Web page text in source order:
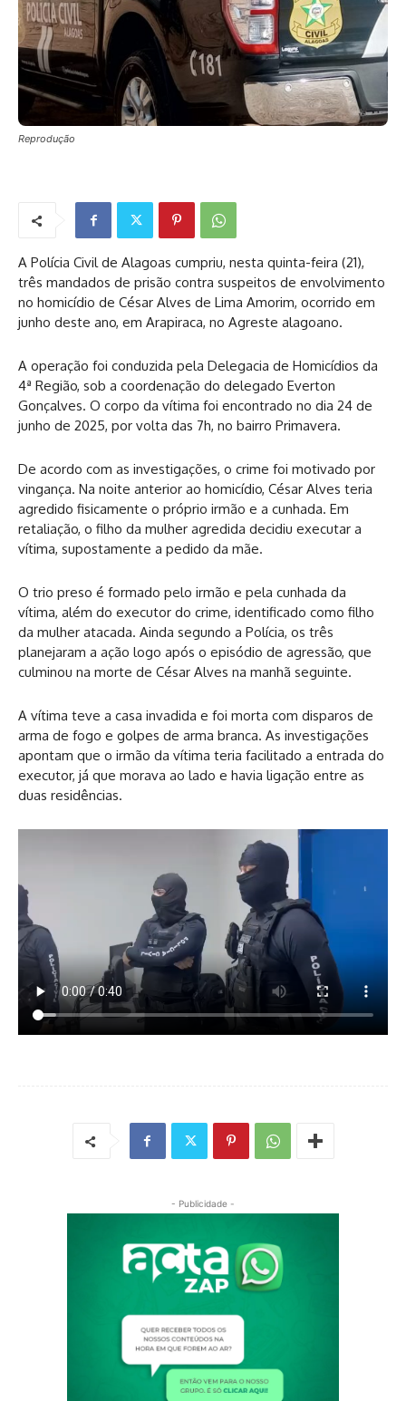
Reprodução
A Polícia Civil de Alagoas cumpriu, nesta quinta-feira (21),
três mandados de prisão contra suspeitos de envolvimento
no homicídio de César Alves de Lima Amorim, ocorrido em
junho deste ano, em Arapiraca, no Agreste alagoano.
A operação foi conduzida pela Delegacia de Homicídios da
4ª Região, sob a coordenação do delegado Everton
Gonçalves. O corpo da vítima foi encontrado no dia 24 de
junho de 2025, por volta das 7h, no bairro Primavera.
De acordo com as investigações, o crime foi motivado por
vingança. Na noite anterior ao homicídio, César Alves teria
agredido fisicamente o próprio irmão e a cunhada. Em
retaliação, o filho da mulher agredida decidiu executar a
vítima, supostamente a pedido da mãe.
O trio preso é formado pelo irmão e pela cunhada da
vítima, além do executor do crime, identificado como filho
da mulher atacada. Ainda segundo a Polícia, os três
planejaram a ação logo após o episódio de agressão, que
culminou na morte de César Alves na manhã seguinte.
A vítima teve a casa invadida e foi morta com disparos de
arma de fogo e golpes de arma branca. As investigações
apontam que o irmão da vítima teria facilitado a entrada do
executor, já que morava ao lado e havia ligação entre as
duas residências.
- Publicidade -